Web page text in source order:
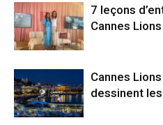
7 leçons
Cannes
Cannes
dessinent